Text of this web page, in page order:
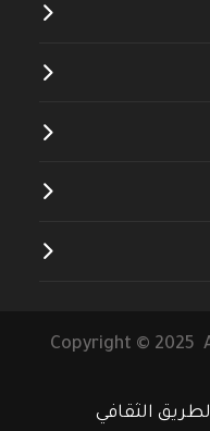
Copyright © 2025
الثقافي